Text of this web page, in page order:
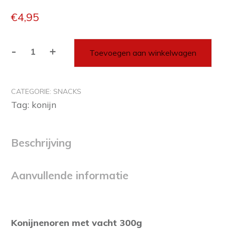
€4,95
-Konijnenoren
300g
aantal
+ Toevoegen aan winkelwagen
CATEGORIE: SNACKS
Tag: konijn
Beschrijving
Aanvullende informatie
Konijnenoren met vacht 300g